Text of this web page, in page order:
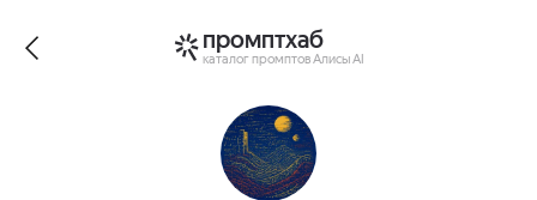
промптхаб
каталог промптов Алисы AI